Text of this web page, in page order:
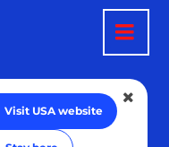
Visit USA website